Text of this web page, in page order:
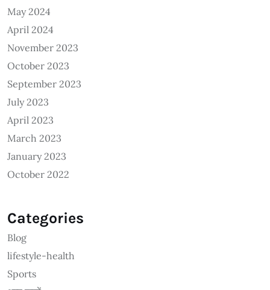
May 2024
April 2024
November 2023
October 2023
September 2023
July 2023
April 2023
March 2023
January 2023
October 2022
Categories
Blog
lifestyle-health
Sports